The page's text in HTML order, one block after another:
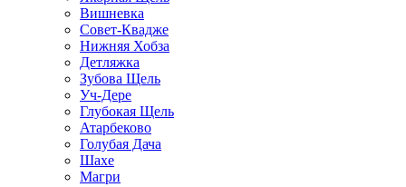
Вишневка
Совет-Квадже
Нижняя Хобза
Детляжка
Зубова Щель
Уч-Дере
Глубокая Щель
Атарбеково
Голубая Дача
Шахе
Магри